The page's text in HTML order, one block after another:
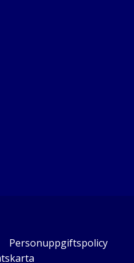
Personuppgiftspolicy